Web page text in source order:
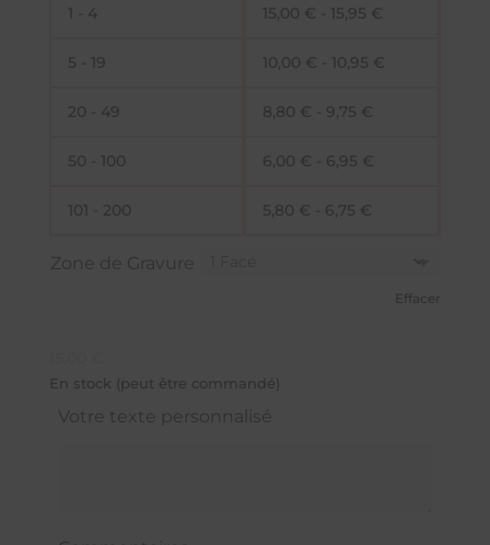
1 - 4
5 - 19
20 - 49
50 - 100
101 - 200
15,00 € 15,95 €
10,00 € 10,95 €
8,80 € 9,75 €
6,00 € 6,95 €
5,80 € 6,75 €
Zone de Gravure
Effacer
En stock (peut être commandé)
Votre texte personnalisé